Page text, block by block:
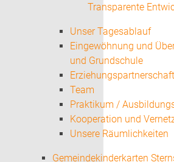
Transparente
Unser Tagesablauf
Eingewöhnung und
und Grundschule
Team
Praktikum /
Kooperation und
Unsere Räumlichkeiten
Gemeindekinderkarten